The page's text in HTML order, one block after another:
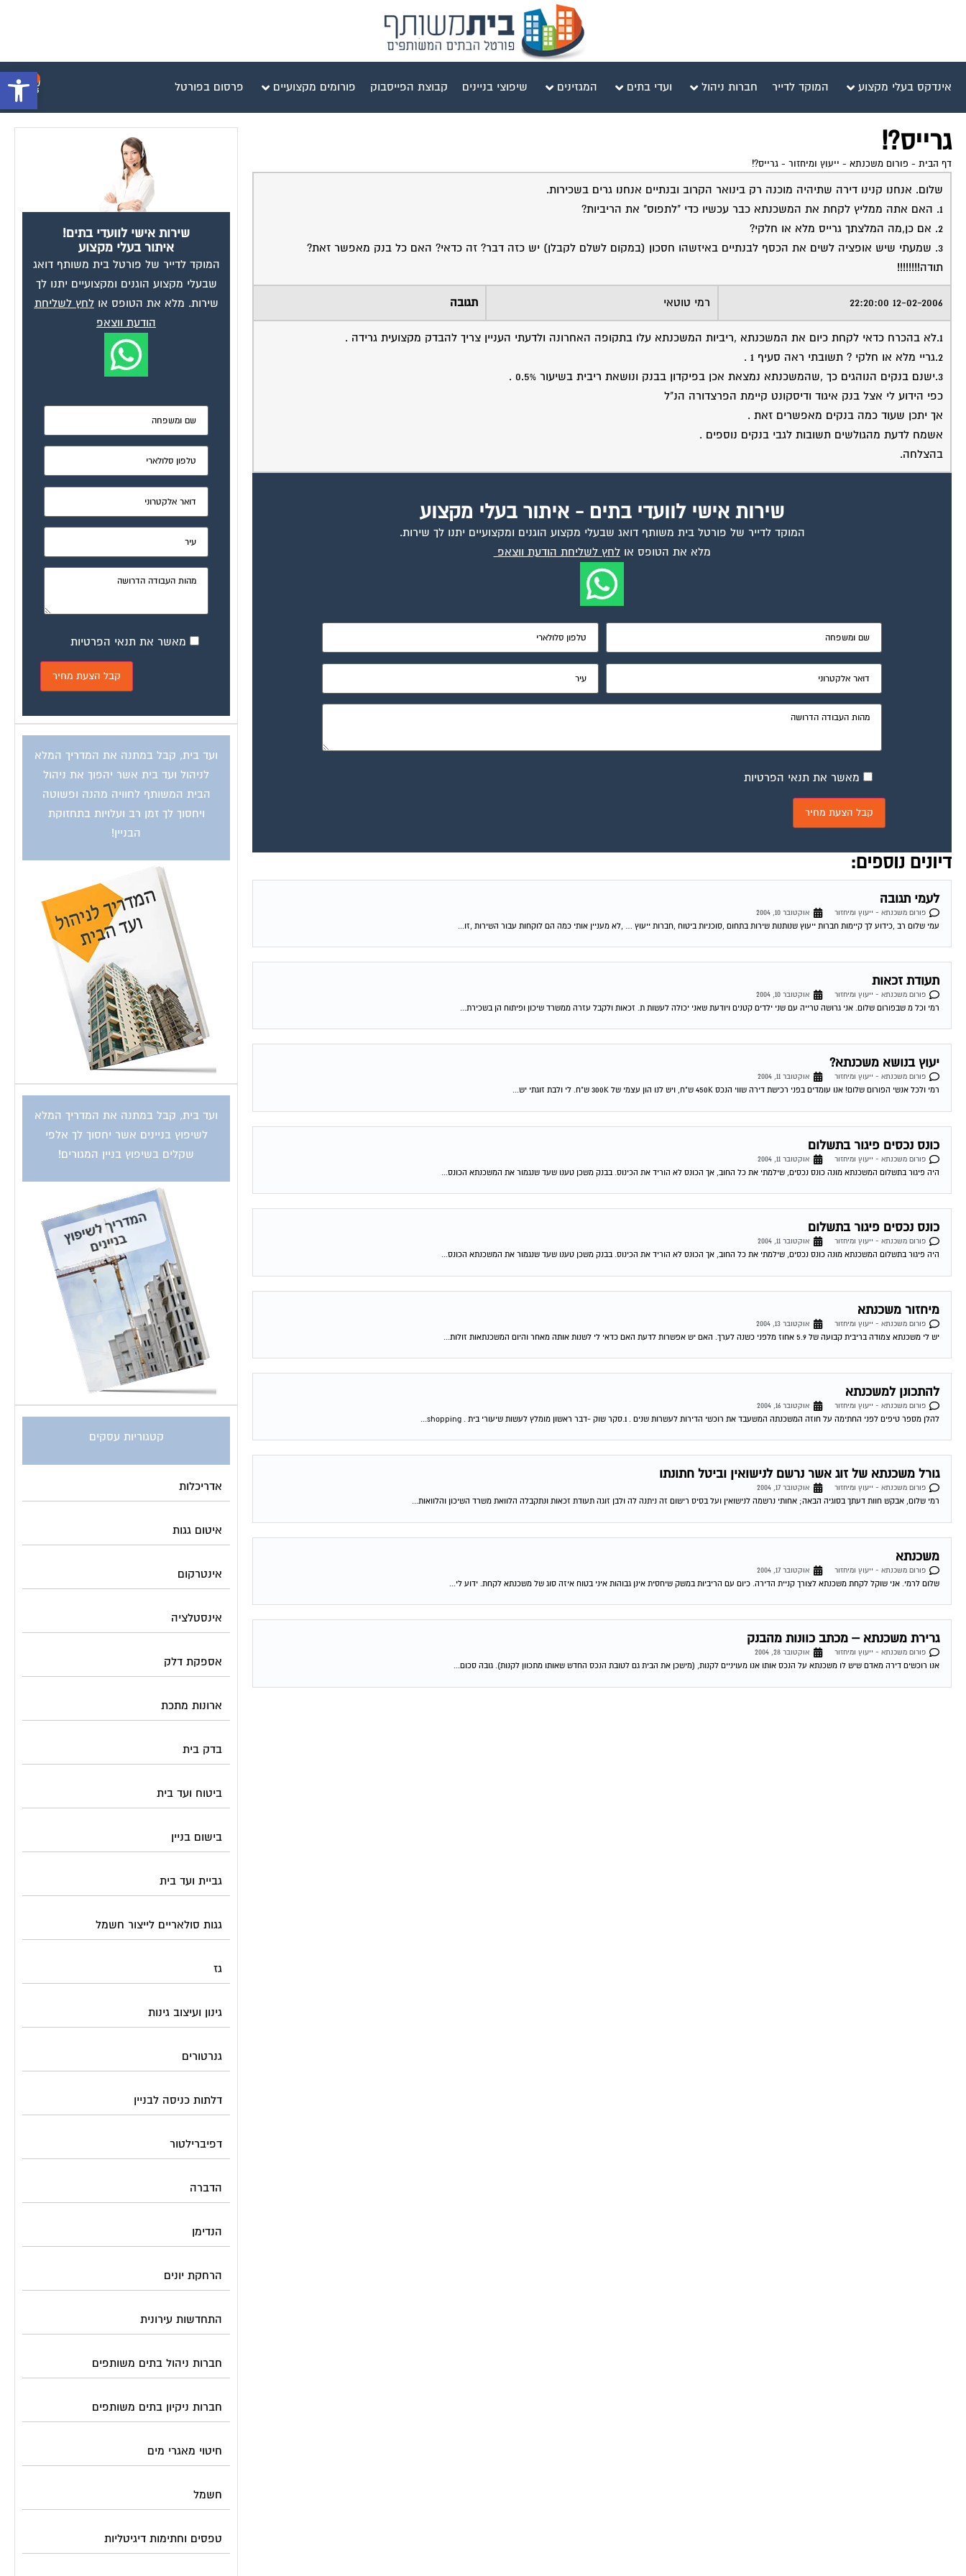
פתח אינדקס בעלי מקצוע המוקד לדייר חברות ניהול ועדי בתים המגזינים שיפוצי בניינים קבוצת הפייסבוק פורומים מקצועיים פרסום בפורטל
גרייס?!
דף הבית - פורום משכנתא - ייעוץ ומיחזור - גרייס?!
שלום. אנחנו קנינו דירה שתיהיה מוכנה רק בינואר הקרוב ובנתיים אנחנו גרים בשכירות.
1. האם אתה ממליץ לקחת את המשכנתא כבר עכשיו כדי "לתפוס" את הריביות?
2. אם כן,מה המלצתך גרייס מלא או חלקי?
3. שמעתי שיש אופציה לשים את הכסף לבנתיים באיזשהו חסכון (במקום לשלם לקבלן) יש כזה דבר? זה כדאי? האם כל בנק מאפשר זאת?
תודה!!!!!!!!
12-02-2006 22:20:00 רמי טוטאי תגובה
1.לא בהכרח כדאי לקחת כיום את המשכנתא ,ריביות המשכנתא עלו בתקופה האחרונה ולדעתי העניין צריך להבדק מקצועית גרידה .
2.גריי מלא או חלקי ? תשובתי ראה סעיף 1 .
3.ישנם בנקים הנוהגים כך ,שהמשכנתא נמצאת אכן בפיקדון בבנק ונושאת ריבית בשיעור 0.5% .
כפי הידוע לי אצל בנק איגוד ודיסקונט קיימת הפרצדורה הנ"ל
אך יתכן שעוד כמה בנקים מאפשרים זאת .
אשמח לדעת מהגולשים תשובות לגבי בנקים נוספים .
בהצלחה.
שירות אישי לוועדי בתים - איתור בעלי מקצוע
המוקד לדייר של פורטל בית משותף דואג שבעלי מקצוע הוגנים ומקצועיים יתנו לך שירות.
מלא את הטופס אולחץ לשליחת הודעת ווצאפ
מאשר את תנאי הפרטיות
דיונים נוספים:
לעמי תגובה
פורום משכנתא - ייעוץ ומיחזור
אוקטובר 10, 2004
עמי שלום רב ,כידוע לך קיימות חברות ייעוץ שנותנות שירות בתחום ,סוכניות ביטוח ,חברות ייעוץ … ,לא מעניין אותי כמה הם לוקחות עבור השירות ,זו...
תעודת זכאות
פורום משכנתא - ייעוץ ומיחזור
אוקטובר 10, 2004
רמי וכל מ שבפורום שלום. אני גרושה טרייה עם שני ילדים קטנים ויודעת שאני יכולה לעשות ת. זכאות ולקבל עזרה ממשרד שיכון ופיתוח הן בשכירת...
יעוץ בנושא משכנתא?
פורום משכנתא - ייעוץ ומיחזור
אוקטובר 11, 2004
רמי ולכל אנשי הפורום שלום! אנו עומדים בפני רכישת דירה שווי הנכס 450K ש"ח, ויש לנו הון עצמי של 300K ש"ח. לי ולבת זוגתי יש...
כונס נכסים פיגור בתשלום
פורום משכנתא - ייעוץ ומיחזור
אוקטובר 11, 2004
היה פיגור בתשלום המשכנתא מונה כונס נכסים, שילמתי את כל החוב, אך הכונס לא הוריד את הכינוס. בבנק משכן טענו שעד שנגמור את המשכנתא הכונס...
כונס נכסים פיגור בתשלום
פורום משכנתא - ייעוץ ומיחזור
אוקטובר 11, 2004
היה פיגור בתשלום המשכנתא מונה כונס נכסים, שילמתי את כל החוב, אך הכונס לא הוריד את הכינוס. בבנק משכן טענו שעד שנגמור את המשכנתא הכונס...
מיחזור משכנתא
פורום משכנתא - ייעוץ ומיחזור
אוקטובר 13, 2004
יש לי משכנתא צמודה בריבית קבועה של 5.9 אחוז מלפני כשנה לערך. האם יש אפשרות לדעת האם כדאי לי לשנות אותה מאחר והיום המשכנתאות זולות...
להתכונן למשכנתא
פורום משכנתא - ייעוץ ומיחזור
אוקטובר 16, 2004
להלן מספר טיפים לפני החתימה על חוזה המשכנתה המשעבד את רוכשי הדירות לעשרות שנים . 1.סקר שוק -דבר ראשון מומלץ לעשות שיעורי בית . shopping...
גורל משכנתא של זוג אשר נרשם לנישואין וביטל חתונתו
פורום משכנתא - ייעוץ ומיחזור
אוקטובר 17, 2004
רמי שלום, אבקש חוות דעתך בסוגיה הבאה; אחותי נרשמה לנישואין ועל בסיס רישום זה ניתנה לה ולבן זוגה תעודת זכאות ונתקבלה הלוואת משרד השיכון והלוואות...
משכנתא
פורום משכנתא - ייעוץ ומיחזור
אוקטובר 17, 2004
שלום לרמי. אני שוקל לקחת משכנתא לצורך קניית הדירה. כיום עם הריביות במשק שיחסית אינן גבוהות איני בטוח איזה סוג של משכנתא לקחת. ידוע לי...
גרירת משכנתא – מכתב כוונות מהבנק
פורום משכנתא - ייעוץ ומיחזור
אוקטובר 28, 2004
אנו רוכשים דירה מאדם שיש לו משכנתא על הנכס אותו אנו מעויניים לקנות, (מישכן את הבית גם לטובת הנכס החדש שאותו מתכוון לקנות). גובה סכום...
שירות אישי לוועדי בתים!
איתור בעלי מקצוע
המוקד לדייר של פורטל בית משותף דואג
שבעלי מקצוע הוגנים ומקצועיים יתנו לך
שירות. מלא את הטופס אולחץ לשליחת
הודעת ווצאפ
מאשר את תנאי הפרטיות
ועד בית, קבל במתנה את המדריך המלא
לניהול ועד בית אשר יהפוך את ניהול
הבית המשותף לחוויה מהנה ופשוטה
ויחסוך לך זמן רב ועלויות בתחזוקת
הבניין!
ועד בית, קבל במתנה את המדריך המלא
לשיפוץ בניינים אשר יחסוך לך אלפי
שקלים בשיפוץ בניין המגורים!
קטגוריות עסקים
אדריכלות
איטום גגות
אינטרקום
אינסטלציה
אספקת דלק
ארונות מתכת
בדק בית
ביטוח ועד בית
בישום בניין
גביית ועד בית
גגות סולאריים לייצור חשמל
גז
גינון ועיצוב גינות
גנרטורים
דלתות כניסה לבניין
דפיברילטור
הדברה
הנדימן
הרחקת יונים
התחדשות עירונית
חברות ניהול בתים משותפים
חברות ניקיון בתים משותפים
חיטוי מאגרי מים
חשמל
טפסים וחתימות דיגיטליות